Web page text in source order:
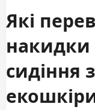
Які
накидки
сидіння